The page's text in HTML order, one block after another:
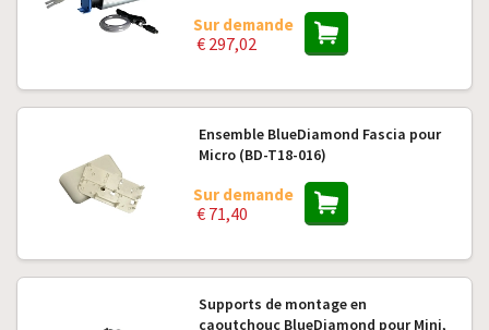
Sur demande
€ 297,02
Ensemble BlueDiamond Fascia pour
Micro (BD-T18-016)
Sur demande
€ 71,40
Supports de montage en
caoutchouc BlueDiamond pour Mini,